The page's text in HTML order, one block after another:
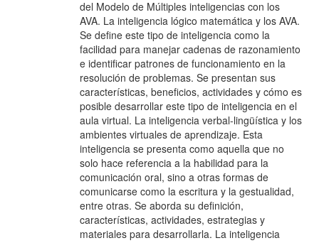
del Modelo de Múltiples inteligencias con los
AVA. La inteligencia lógico matemática y los AVA.
Se define este tipo de inteligencia como la
facilidad para manejar cadenas de razonamiento
e identificar patrones de funcionamiento en la
resolución de problemas. Se presentan sus
características, beneficios, actividades y cómo es
posible desarrollar este tipo de inteligencia en el
aula virtual. La inteligencia verbal-lingüística y los
ambientes virtuales de aprendizaje. Esta
inteligencia se presenta como aquella que no
solo hace referencia a la habilidad para la
comunicación oral, sino a otras formas de
comunicarse como la escritura y la gestualidad,
entre otras. Se aborda su definición,
características, actividades, estrategias y
materiales para desarrollarla. La inteligencia